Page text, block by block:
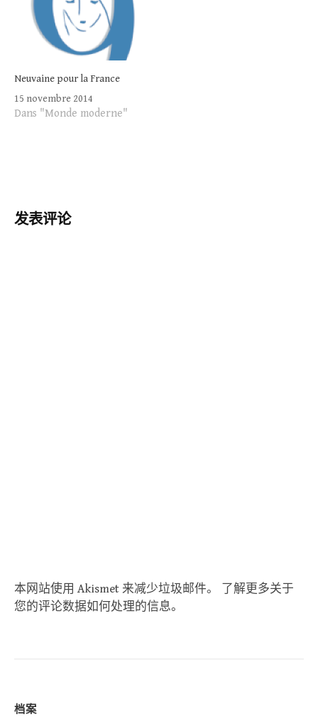
Neuvaine pour la France
15 novembre 2014
Dans "Monde moderne"
发表评论
本网站使用 Akismet 来减少垃圾邮件。
了解更多关于
您的评论数据如何处理的信息。
档案